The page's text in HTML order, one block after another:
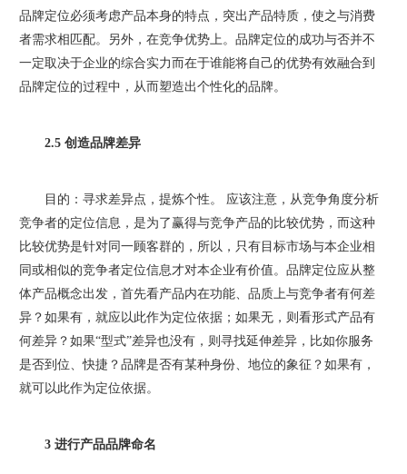
品牌定位必须考虑产品本身的特点，突出产品特质，使之与消费
者需求相匹配。另外，在竞争优势上。品牌定位的成功与否并不
一定取决于企业的综合实力而在于谁能将自己的优势有效融合到
品牌定位的过程中，从而塑造出个性化的品牌。
2.5 创造品牌差异
目的：寻求差异点，提炼个性。 应该注意，从竞争角度分析
竞争者的定位信息，是为了赢得与竞争产品的比较优势，而这种
比较优势是针对同一顾客群的，所以，只有目标市场与本企业相
同或相似的竞争者定位信息才对本企业有价值。品牌定位应从整
体产品概念出发，首先看产品内在功能、品质上与竞争者有何差
异？如果有，就应以此作为定位依据；如果无，则看形式产品有
何差异？如果“型式”差异也没有，则寻找延伸差异，比如你服务
是否到位、快捷？品牌是否有某种身份、地位的象征？如果有，
就可以此作为定位依据。
3 进行产品品牌命名